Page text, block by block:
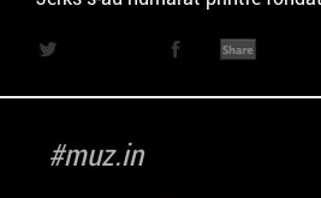
prin prisma carierei sale
Big Sexy Noise, Lydia continua
festivaluri de muzica, literatura si
intreaga lume.
#muz.in